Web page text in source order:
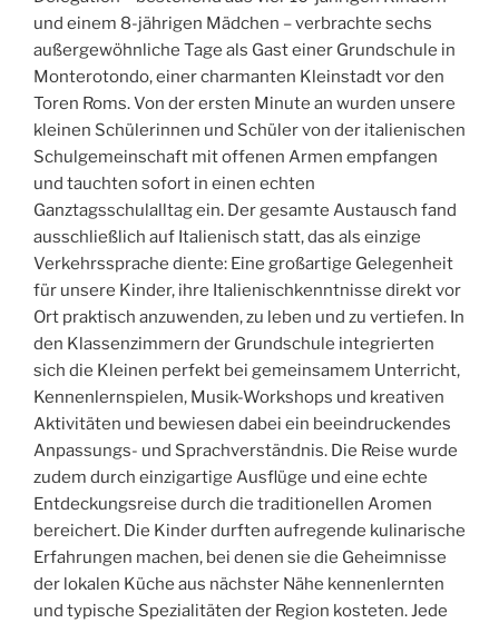
und einem 8-jährigen Mädchen – verbrachte sechs
außergewöhnliche Tage als Gast einer Grundschule in
Monterotondo, einer charmanten Kleinstadt vor den
Toren Roms. Von der ersten Minute an wurden unsere
kleinen Schülerinnen und Schüler von der italienischen
Schulgemeinschaft mit offenen Armen empfangen
und tauchten sofort in einen echten
Ganztagsschulalltag ein. Der gesamte Austausch fand
ausschließlich auf Italienisch statt, das als einzige
Verkehrssprache diente: Eine großartige Gelegenheit
für unsere Kinder, ihre Italienischkenntnisse direkt vor
Ort praktisch anzuwenden, zu leben und zu vertiefen. In
den Klassenzimmern der Grundschule integrierten
sich die Kleinen perfekt bei gemeinsamem Unterricht,
Kennenlernspielen, Musik-Workshops und kreativen
Aktivitäten und bewiesen dabei ein beeindruckendes
Anpassungs- und Sprachverständnis. Die Reise wurde
zudem durch einzigartige Ausflüge und eine echte
Entdeckungsreise durch die traditionellen Aromen
bereichert. Die Kinder durften aufregende kulinarische
Erfahrungen machen, bei denen sie die Geheimnisse
der lokalen Küche aus nächster Nähe kennenlernten
und typische Spezialitäten der Region kosteten. Jede